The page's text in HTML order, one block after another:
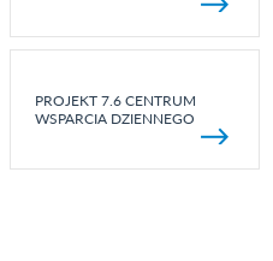
PROJEKT 7.6 CENTRUM
WSPARCIA DZIENNEGO